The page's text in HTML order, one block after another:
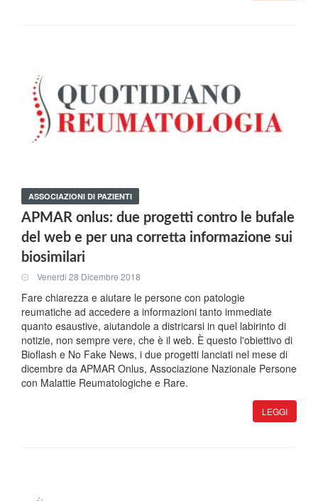
ASSOCIAZIONI DI PAZIENTI
APMAR onlus: due progetti contro le bufale
del web e per una corretta informazione sui
biosimilari
Venerdi 28 Dicembre 2018
Fare chiarezza e aiutare le persone con patologie
reumatiche ad accedere a informazioni tanto immediate
quanto esaustive, aiutandole a districarsi in quel labirinto di
notizie, non sempre vere, che è il web. È questo l'obiettivo di
Bioflash e No Fake News, i due progetti lanciati nel mese di
dicembre da APMAR Onlus, Associazione Nazionale Persone
con Malattie Reumatologiche e Rare.
LEGGI